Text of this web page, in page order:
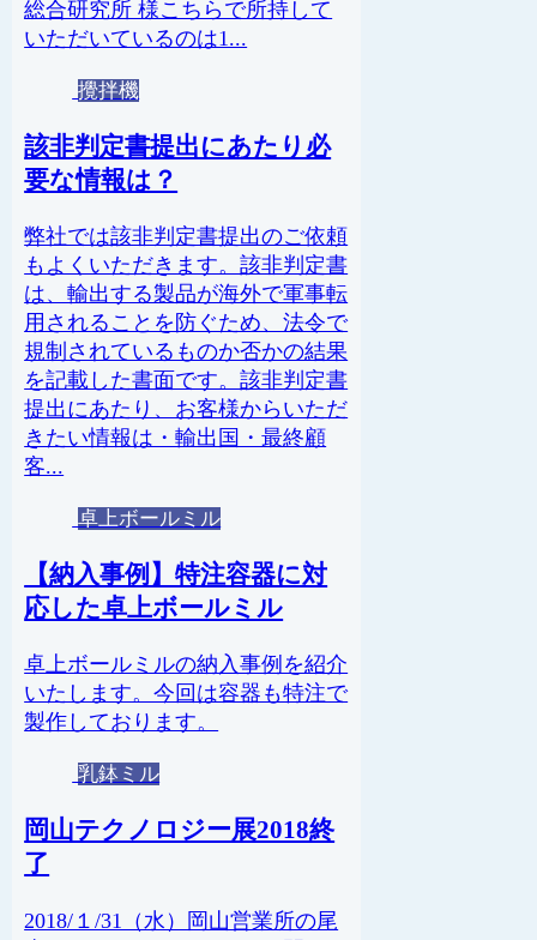
総合研究所 様こちらで所持して
いただいているのは1...
攪拌機
該非判定書提出にあたり必
要な情報は？
弊社では該非判定書提出のご依頼
もよくいただきます。該非判定書
は、輸出する製品が海外で軍事転
用されることを防ぐため、法令で
規制されているものか否かの結果
を記載した書面です。該非判定書
提出にあたり、お客様からいただ
きたい情報は・輸出国・最終顧
客...
卓上ボールミル
【納入事例】特注容器に対
応した卓上ボールミル
卓上ボールミルの納入事例を紹介
いたします。今回は容器も特注で
製作しております。
乳鉢ミル
岡山テクノロジー展2018終
了
2018/１/31（水）岡山営業所の尾